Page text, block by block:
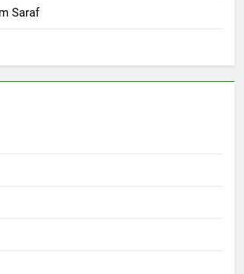
Saraf